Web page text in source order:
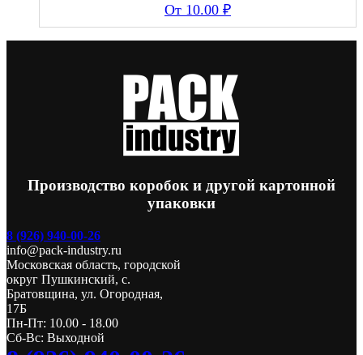
10.00 ₽
Производство коробок и другой картонной
упаковки
8 (926) 940-00-26
info@pack-industry.ru
Московская область, городской
округ Пушкинский, с.
Братовщина, ул. Огородная,
17Б
Пн-Пт: 10.00 - 18.00
Сб-Вс: Выходной